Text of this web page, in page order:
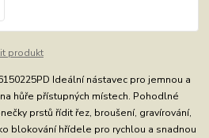
produkt
Ideální nástavec pro jemnou a
hůře přístupných místech. Pohodlné
prstů řídit řez, broušení, gravírování,
blokování hřídele pro rychlou a snadnou